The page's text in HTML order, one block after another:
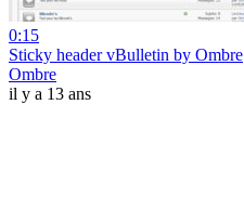
0:15
Sticky header vBulletin by Ombre
Ombre
il y a 13 ans